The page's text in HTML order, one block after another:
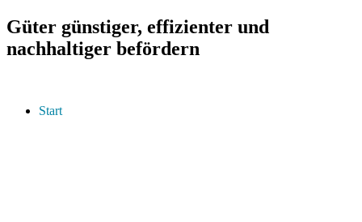
Güter günstiger, effizienter und
nachhaltiger befördern
Start